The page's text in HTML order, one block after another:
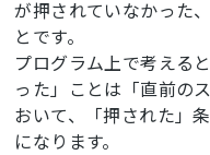
    digitalWrite(LED, ledStat);
    delay(100);
}
が押されていなかった
とです。
プログラム上で考える
った」ことは「直前の
おいて、「押された」
になります。